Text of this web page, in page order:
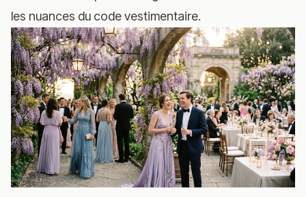
les nuances du code vestimentaire.